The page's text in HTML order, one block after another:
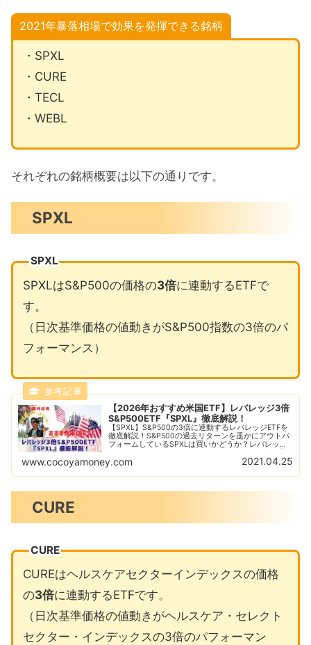
2021年暴落相場で効果を発揮できる銘柄
・SPXL
・CURE
・TECL
・WEBL
それぞれの銘柄概要は以下の通りです。
SPXL
SPXL
SPXLはS&P500の価格の3倍に連動するETFで
す。
（日次基準価格の値動きがS&P500指数の3倍のパ
フォーマンス）
【2026年おすすめ米国ETF】レバレッジ3倍
S&P500ETF『SPXL』徹底解説！
【SPXL】S&P500の3倍に連動するレバレッジETFを
徹底解説！S&P500の過去リターンを遥かにアウトパ
フォームしているSPXLは買いかどうか？レバレッジ
やしたいなら今がチャンス？！
www.cocoyamoney.com 2021.04.25
CURE
CURE
CUREはヘルスケアセクターインデックスの価格
の3倍に連動するETFです。
（日次基準価格の値動きがヘルスケア・セレクト
セクター・インデックスの3倍のパフォーマン